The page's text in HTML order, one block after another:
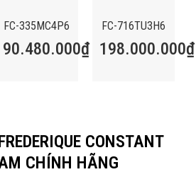
FC-335MC4P6
90.480.000₫
FC-716TU3H6
198.000.000₫
CONSTANT
CHÍNH HÃNG